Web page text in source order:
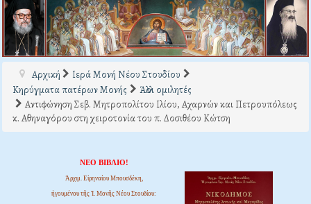
Αρχική
Ιερά Μονή Νέου Στουδίου
Κηρύγματα πατέρων Μονής
Άλλοι ομιλητές
Αντιφώνηση Σεβ. Μητροπολίτου Ιλίου, Αχαρνών και Πετρουπόλεως
κ. Αθηναγόρου στη χειροτονία του π. Δοσιθέου Κώτση
ΝΕΟ ΒΙΒΛΙΟ!
Ἀρχιμ. Εἰρηναίου Μπουσδέκη,
ἡγουμένου τῆς Ἱ. Μονῆς Νέου Στουδίου: